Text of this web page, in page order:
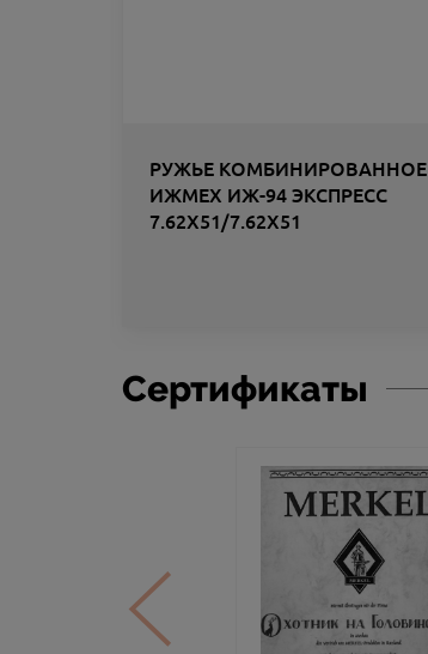
РУЖЬЕ КОМБИНИРОВАННОЕ
ИЖМЕХ ИЖ-94 ЭКСПРЕСС
7.62Х51/7.62Х51
Сертификаты